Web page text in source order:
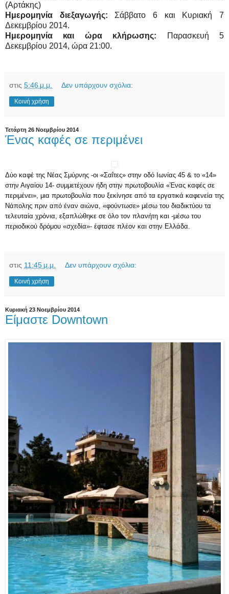
(Αρτάκης)
Ημερομηνία διεξαγωγής: Σάββατο 6 και Κυριακή 7
Δεκεμβρίου 2014.
Ημερομηνία και ώρα κλήρωσης: Παρασκευή 5
Δεκεμβρίου 2014, ώρα 21:00.
στις 5:46 μ.μ. Δεν υπάρχουν σχόλια:
Κοινή χρήση
Τετάρτη 26 Νοεμβρίου 2014
Ένας καφές σε περιμένει
Δύο καφέ της Νέας Σμύρνης -οι «Σαΐτες» στην οδό Ιωνίας 45 & το «14»
στην Αιγαίου 14- συμμετέχουν ήδη στην πρωτοβουλία «Ένας καφές σε
περιμένει», μια πρωτοβουλία που ξεκίνησε από τα εργατικά καφενεία της
Νάπολης πριν από έναν αιώνα, «φούντωσε» μέσω του διαδικτύου τα
τελευταία χρόνια, εξαπλώθηκε σε όλο τον πλανήτη και -μέσω του
περιοδικού δρόμου «σχεδία»- έφτασε πλέον και στην Ελλάδα.
στις 11:45 μ.μ. Δεν υπάρχουν σχόλια:
Κοινή χρήση
Κυριακή 23 Νοεμβρίου 2014
Είμαστε Downtown